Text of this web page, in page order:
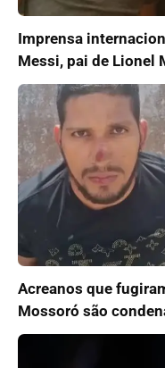
Imprensa
Messi, pai de Lionel
Acreanos que
Mossoró são